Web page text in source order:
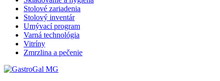
Stolové zariadenia
Stolový inventár
Umývací program
Varná technológia
Vitríny
Zmrzlina a pečenie